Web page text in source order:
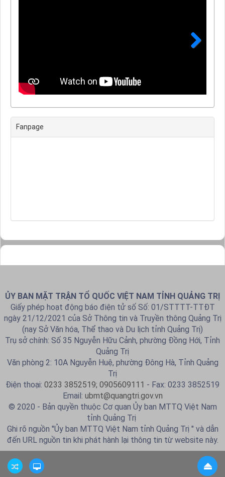
Fanpage
ỦY BAN MẶT TRẬN TỔ QUỐC VIỆT NAM TỈNH QUẢNG TRỊ
Giấy phép hoạt động báo điện tử số Số: 01/STTTT-TTĐT
ngày 21/12/2021 của Sở Thông tin và Truyền thông Quảng Trị
(nay Sở Văn hóa, Thể thao và Du lịch tỉnh Quảng Trị)
Trụ sở chính: Số 35 Nguyễn Hữu Cảnh, phường Đồng Hới, Tỉnh
Quảng Trị
Văn phòng 2: 10A Nguyễn Huệ, phường Đông Hà, Tỉnh Quảng
Trị
Điện thoại: 0233 3852519; 0905609111 - Fax: 0233 3852519
Email: ubmt@quangtri.gov.vn
© 2020 - Bản quyền thuộc Cơ quan Ủy ban MTTQ Việt Nam
tỉnh Quảng Trị
Ghi rõ nguồn "Ủy ban MTTQ Việt Nam tỉnh Quảng Trị " và dẫn
đến URL nguồn tin khi phát hành lại thông tin từ website này.